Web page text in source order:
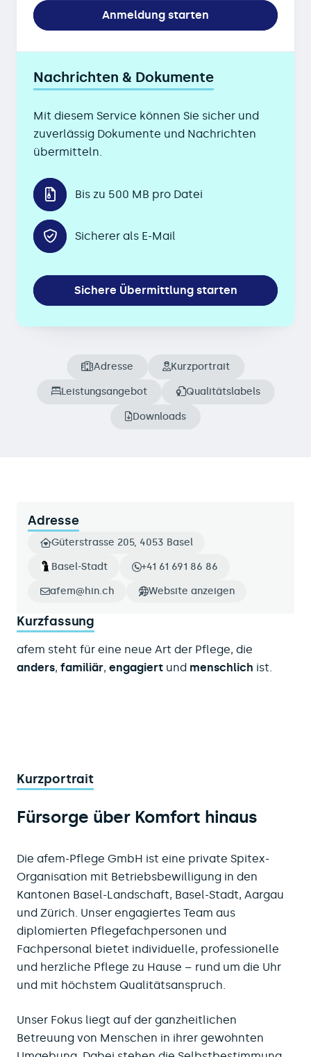
Anmeldung starten
Nachrichten & Dokumente
Mit diesem Service können Sie sicher und
zuverlässig Dokumente und Nachrichten
übermitteln.
Bis zu 500 MB pro Datei
Sicherer als E-Mail
Sichere Übermittlung starten
Adresse Kurzportrait
Leistungsangebot Qualitätslabels
Downloads
Adresse
Güterstrasse 205, 4053 Basel
Basel-Stadt +41 61 691 86 86
afem@hin.ch Website anzeigen
Kurzfassung
afem steht für eine neue Art der Pflege, die
anders, familiär, engagiert und menschlich ist.
Kurzportrait
Fürsorge über Komfort hinaus
Die afem-Pflege GmbH ist eine private Spitex-
Organisation mit Betriebsbewilligung in den
Kantonen Basel-Landschaft, Basel-Stadt, Aargau
und Zürich. Unser engagiertes Team aus
diplomierten Pflegefachpersonen und
Fachpersonal bietet individuelle, professionelle
und herzliche Pflege zu Hause – rund um die Uhr
und mit höchstem Qualitätsanspruch.
Unser Fokus liegt auf der ganzheitlichen
Betreuung von Menschen in ihrer gewohnten